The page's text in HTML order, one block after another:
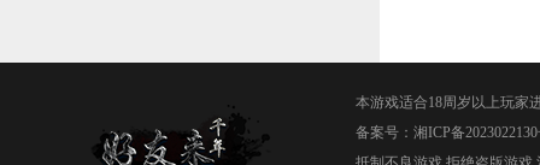
本游戏适合18周岁以上玩家
备案号： 湘ICP备